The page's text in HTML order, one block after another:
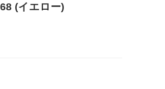
(イエロー)